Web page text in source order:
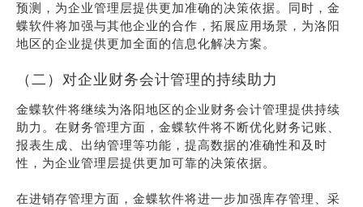
预测，为企业管理层提供更加准确的决策依据。同时，金
蝶软件将加强与其他企业的合作，拓展应用场景，为洛阳
地区的企业提供更加全面的信息化解决方案。
（二）对企业财务会计管理的持续助力
金蝶软件将继续为洛阳地区的企业财务会计管理提供持续
助力。在财务管理方面，金蝶软件将不断优化财务记账、
报表生成、出纳管理等功能，提高数据的准确性和及时
性，为企业管理层提供更加可靠的决策依据。
在进销存管理方面，金蝶软件将进一步加强库存管理、采